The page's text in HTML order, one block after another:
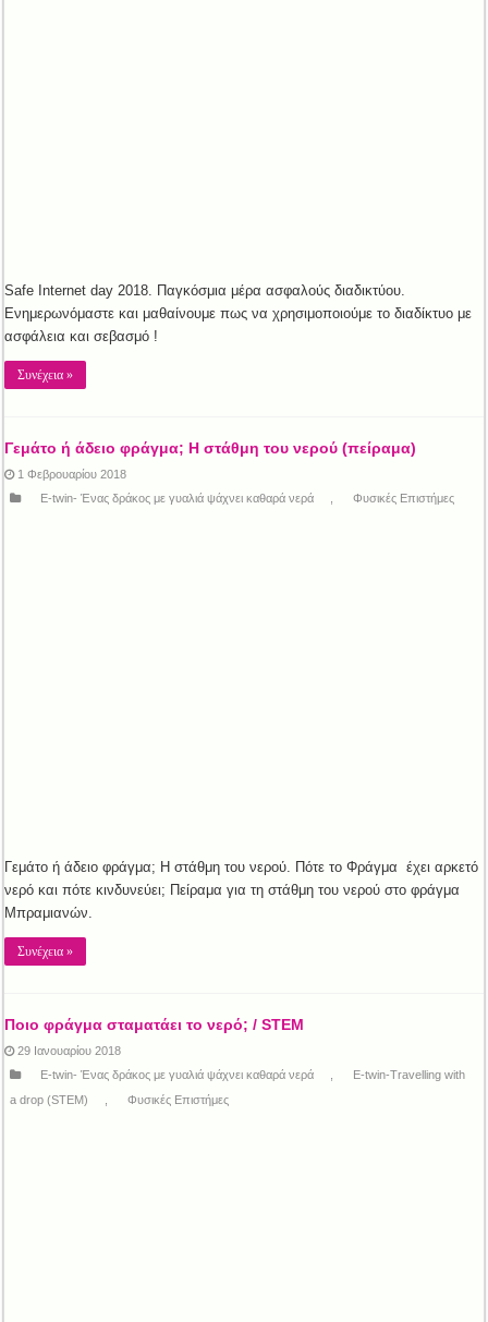
Safe Internet day 2018. Παγκόσμια μέρα ασφαλούς διαδικτύου.
Ενημερωνόμαστε και μαθαίνουμε πως να χρησιμοποιούμε το διαδίκτυο με
ασφάλεια και σεβασμό !
Συνέχεια »
Γεμάτο ή άδειο φράγμα; Η στάθμη του νερού (πείραμα)
1 Φεβρουαρίου 2018
E-twin- Ένας δράκος με γυαλιά ψάχνει καθαρά νερά
Φυσικές Επιστήμες
Γεμάτο ή άδειο φράγμα; Η στάθμη του νερού. Πότε το Φράγμα έχει αρκετό
νερό και πότε κινδυνεύει; Πείραμα για τη στάθμη του νερού στο φράγμα
Μπραμιανών.
Συνέχεια »
Ποιο φράγμα σταματάει το νερό; / STEM
29 Ιανουαρίου 2018
E-twin- Ένας δράκος με γυαλιά ψάχνει καθαρά νερά
E-twin-Travelling with
a drop (STEM)
Φυσικές Επιστήμες